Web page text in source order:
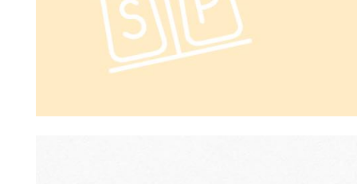
ส่งข้อความ ล้างข้อมูล